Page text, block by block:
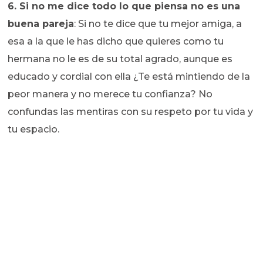
6. Si no me dice todo lo que piensa no es una
buena pareja: Si no te dice que tu mejor amiga, a
esa a la que le has dicho que quieres como tu
hermana no le es de su total agrado, aunque es
educado y cordial con ella ¿Te está mintiendo de la
peor manera y no merece tu confianza? No
confundas las mentiras con su respeto por tu vida y
tu espacio.